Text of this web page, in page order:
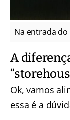
Na entrada do
A
Ok, vamos
essa é a